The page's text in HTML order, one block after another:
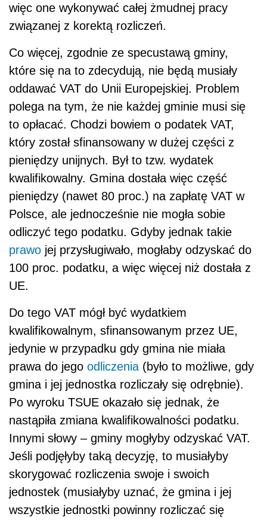
więc one wykonywać całej żmudnej pracy
związanej z korektą rozliczeń.
Co więcej, zgodnie ze specustawą gminy,
które się na to zdecydują, nie będą musiały
oddawać VAT do Unii Europejskiej. Problem
polega na tym, że nie każdej gminie musi się
to opłacać. Chodzi bowiem o podatek VAT,
który został sfinansowany w dużej części z
pieniędzy unijnych. Był to tzw. wydatek
kwalifikowalny. Gmina dostała więc część
pieniędzy (nawet 80 proc.) na zapłatę VAT w
Polsce, ale jednocześnie nie mogła sobie
odliczyć tego podatku. Gdyby jednak takie
prawo jej przysługiwało, mogłaby odzyskać do
100 proc. podatku, a więc więcej niż dostała z
UE.
Do tego VAT mógł być wydatkiem
kwalifikowalnym, sfinansowanym przez UE,
jedynie w przypadku gdy gmina nie miała
prawa do jego odliczenia (było to możliwe, gdy
gmina i jej jednostka rozliczały się odrębnie).
Po wyroku TSUE okazało się jednak, że
nastąpiła zmiana kwalifikowalności podatku.
Innymi słowy – gminy mogłyby odzyskać VAT.
Jeśli podjęłyby taką decyzję, to musiałyby
skorygować rozliczenia swoje i swoich
jednostek (musiałyby uznać, że gmina i jej
wszystkie jednostki powinny rozliczać się